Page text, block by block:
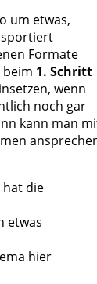
um etwas,
Formate
beim 1. Schritt
wenn
noch gar
kann man
hat die
etwas
hier